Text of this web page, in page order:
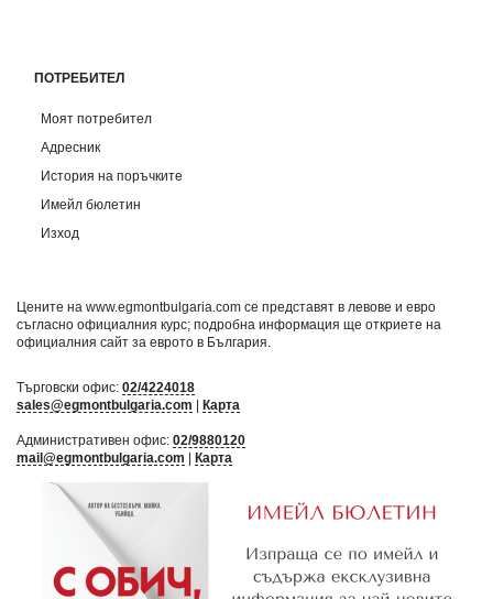
ПОТРЕБИТЕЛ
Моят потребител
Адресник
История на поръчките
Имейл бюлетин
Изход
Цените на www.egmontbulgaria.com се представят в левове и евро
съгласно официалния курс; подробна информация ще откриете на
официалния сайт за еврото в България
Търговски офис: 02/4224018
sales@egmontbulgaria.com
Карта
Административен офис: 02/9880120
mail@egmontbulgaria.com
Карта